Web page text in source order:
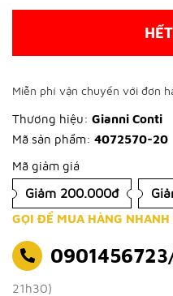
Miễn phí vận chuyển với đơn
Thương hiệu: Gianni Conti
Mã sản phẩm: 4072570-20
Mã giảm giá
Giảm 200.000đ
GỌI ĐỂ MUA HÀNG NHANH
21h30)